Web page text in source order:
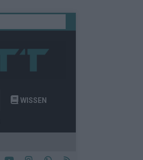
WISSEN